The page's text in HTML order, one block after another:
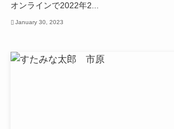
オンラインで2022年2...
January 30, 2023